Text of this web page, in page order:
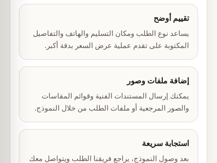
تقييم أوضح
يساعد نوع الطلب ومكان التسليم والهاتف والتفاصيل
المكتوبة على تقدم عملية عرض السعر بدقة أكبر.
إضافة ملفات وصور
يمكنك إرسال المستندات الفنية وقوائم المقاسات
والصور المرجعية أو ملفات الطلب من خلال النموذج.
استجابة سريعة
بعد وصول النموذج، يراجع فريقنا الطلب ويتواصل معك